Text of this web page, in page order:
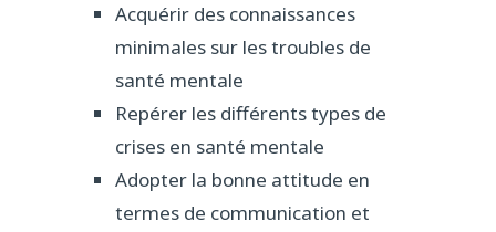
Acquérir des connaissances
minimales sur les troubles de
santé mentale
Repérer les différents types de
crises en santé mentale
Adopter la bonne attitude en
termes de communication et